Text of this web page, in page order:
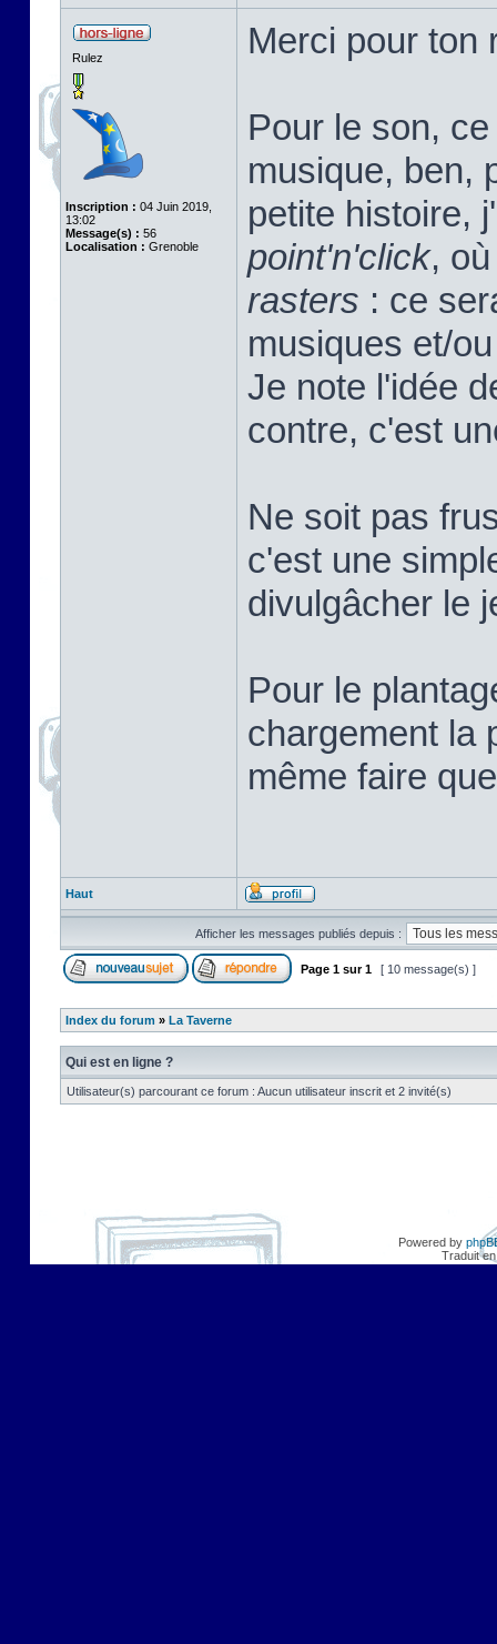
Rulez
Inscription : 04 Juin 2019,
13:02
Message(s) : 56
Localisation : Grenoble
Merci pour ton
Pour le son,
musique, ben,
petite histoire,
point'n'click,
rasters : ce
musiques et/
Je note l'idée
contre, c'est
Ne soit pas
c'est une
divulgâcher le
Pour le
chargement la
même faire
Haut
Afficher les messages publiés depuis :
Page 1 sur1 [ 10 message(s) ]
Index du forum » La Taverne
Qui est en ligne ?
Utilisateur(s) parcourant ce forum : Aucun utilisateur inscrit et 2 invité(s)
Powered by
Traduit